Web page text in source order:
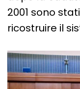
2001 sono
ricostruire il